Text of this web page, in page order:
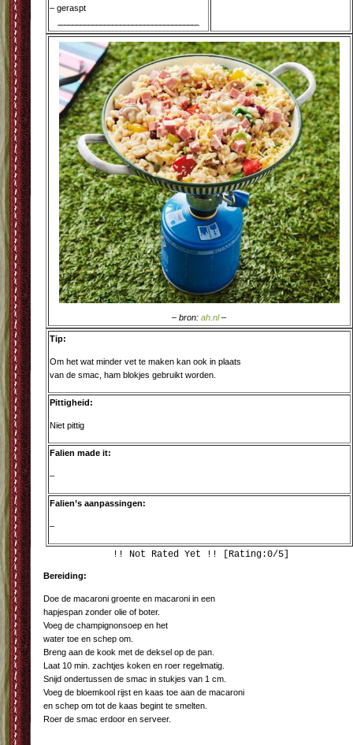
– geraspt
– bron:ah.nl–
Tip:
Om het wat minder vet te maken kan ook in plaats
van de smac, ham blokjes gebruikt worden.
Pittigheid:
Niet pittig
Falien made it:
–
Falien’s aanpassingen:
–
!! Not Rated Yet !! [Rating:0/5]
Bereiding:
Doe de macaroni groente en macaroni in een
hapjespan zonder olie of boter.
Voeg de champignonsoep en het
water toe en schep om.
Breng aan de kook met de deksel op de pan.
Laat 10 min. zachtjes koken en roer regelmatig.
Snijd ondertussen de smac in stukjes van 1 cm.
Voeg de bloemkool rijst en kaas toe aan de macaroni
en schep om tot de kaas begint te smelten.
Roer de smac erdoor en serveer.